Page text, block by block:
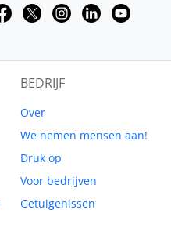
BEDRIJF
Over
We nemen mensen aan!
Druk op
Voor bedrijven
Getuigenissen